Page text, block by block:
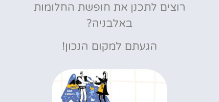
רוצים לתכנן את חופשת החלומות
באלבניה?
הגעתם למקום הנכון!